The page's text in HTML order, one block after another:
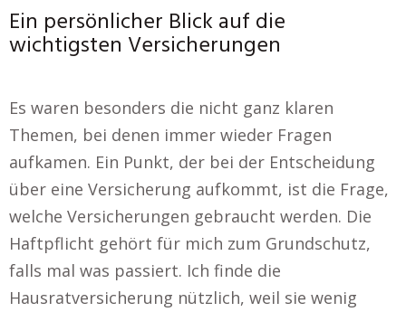
Ein persönlicher Blick auf die
wichtigsten Versicherungen
Es waren besonders die nicht ganz klaren
Themen, bei denen immer wieder Fragen
aufkamen. Ein Punkt, der bei der Entscheidung
über eine Versicherung aufkommt, ist die Frage,
welche Versicherungen gebraucht werden. Die
Haftpflicht gehört für mich zum Grundschutz,
falls mal was passiert. Ich finde die
Hausratversicherung nützlich, weil sie wenig